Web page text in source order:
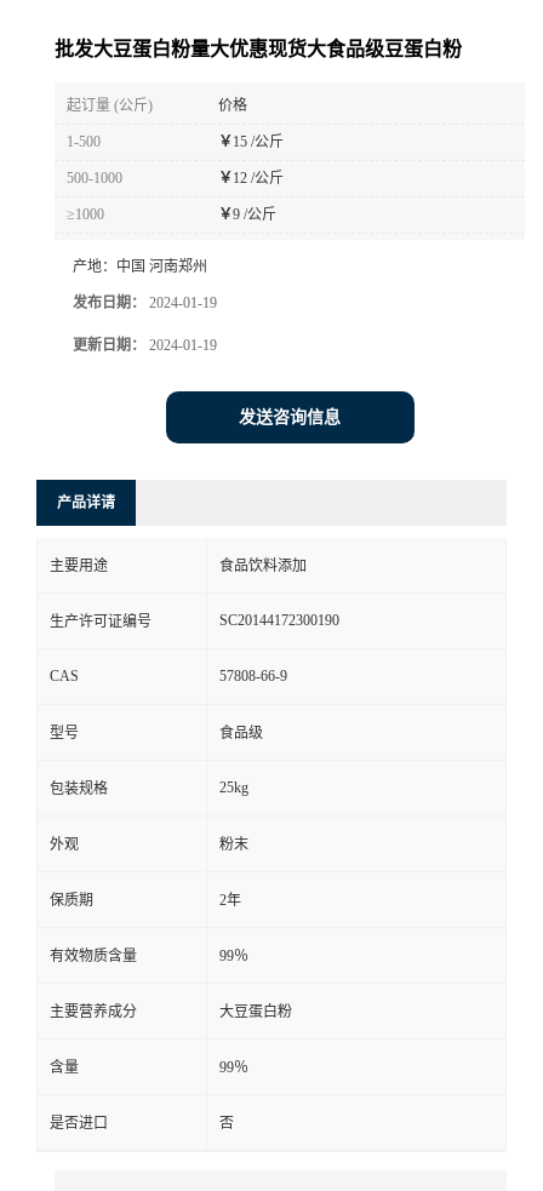
批发大豆蛋白粉量大优惠现货大食品级豆蛋白粉
起订量 (公斤) 价格
1-500 ￥ 15 /公斤
500-1000 ￥ 12 /公斤
≥1000 ￥9 /公斤
产地： 中国 河南郑州
发布日期： 2024-01-19
更新日期： 2024-01-19
发送咨询信息
产品详请
主要用途 食品饮料添加
生产许可证编号 SC20144172300190
CAS 57808-66-9
型号 食品级
包装规格 25kg
外观 粉末
保质期 2年
有效物质含量 99％
主要营养成分 大豆蛋白粉
含量 99％
是否进口 否